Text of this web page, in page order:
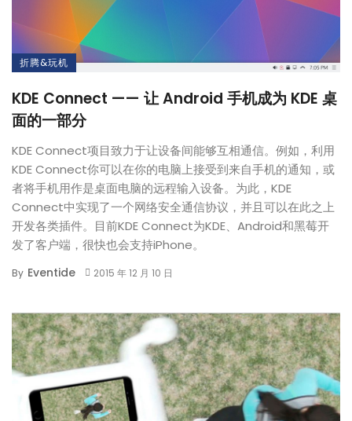
折腾&玩机
KDE Connect —— 让 Android 手机成为 KDE 桌
面的一部分
KDE Connect项目致力于让设备间能够互相通信。例如，利用
KDE Connect你可以在你的电脑上接受到来自手机的通知，或
者将手机用作是桌面电脑的远程输入设备。为此，KDE
Connect中实现了一个网络安全通信协议，并且可以在此之上
开发各类插件。目前KDE Connect为KDE、Android和黑莓开
发了客户端，很快也会支持iPhone。
By Eventide 2015 年 12 月 10 日